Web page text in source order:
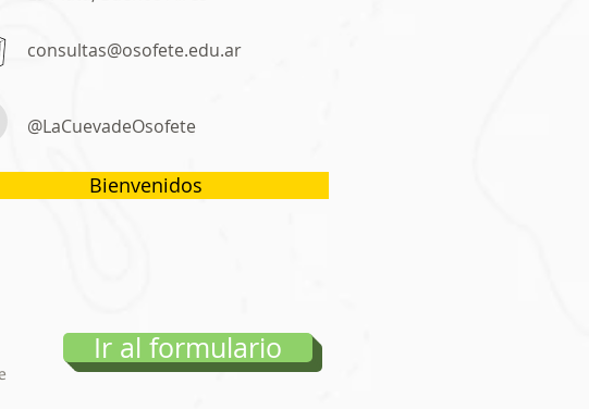
consultas@osofete.edu.ar
@LaCuevadeOsofete
Ir al formulario
Bienvenidos